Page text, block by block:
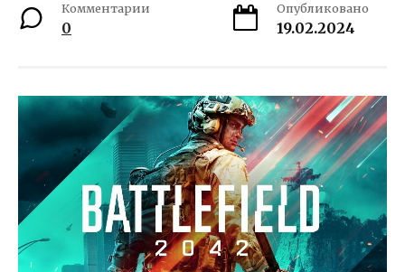
Комментарии
0
Опубликовано
19.02.2024